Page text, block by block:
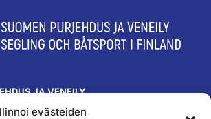
evästeiden
JA VENEILY